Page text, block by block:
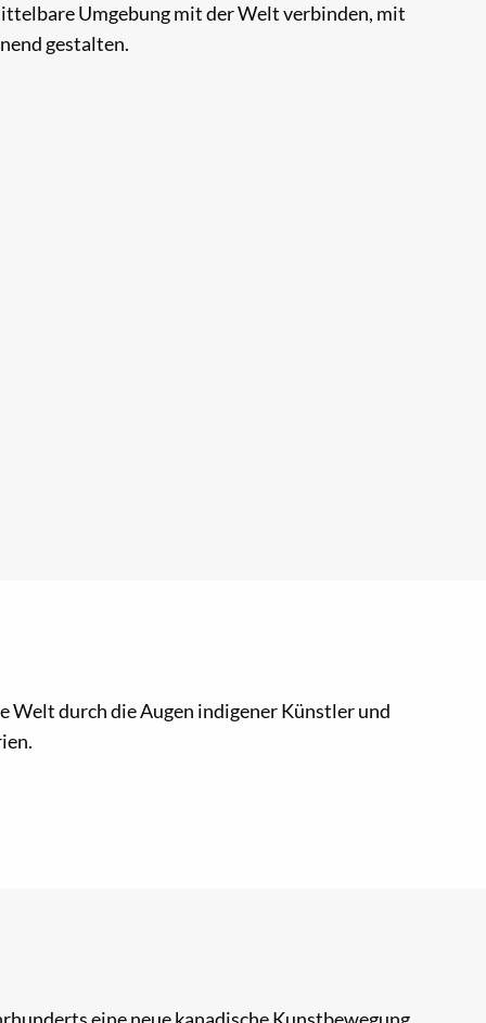
Umgebung mit der Welt verbinden, mit
gestalten.
Welt durch die Augen indigener Künstler und